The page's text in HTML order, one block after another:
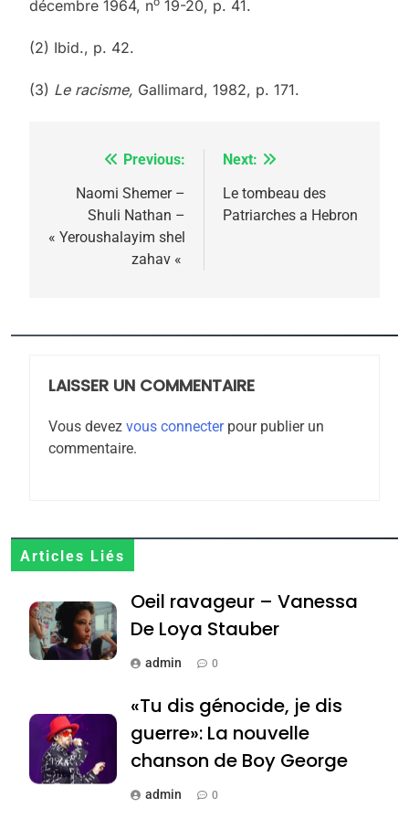
décembre 1964, n 19-20, p. 41.
(2) Ibid., p. 42.
(3) Le racisme, Gallimard, 1982, p. 171.
Navigation
l’article
Previous:
Naomi Shemer –
Shuli Nathan –
« Yeroushalayim shel
zahav «
Next:
Le tombeau des
Patriarches a Hebron
LAISSER UN COMMENTAIRE
Vous devez vous connecterpour publier un
commentaire.
Articles Liés
Oeil ravageur – Vanessa
De Loya Stauber
admin 0
«Tu dis génocide, je dis
guerre»: La nouvelle
chanson de Boy George
admin 0
2025, l’année la plus
rapport d’ADL contre
FRANCE ISRAÉL
6
Zrihen-Dvir
7
Jacques Hadida
JUDAISME
Maroc : Les amandes de
Tafraout, le miel de Tadla
Azilal consacrés produits
du terroir
MAROC